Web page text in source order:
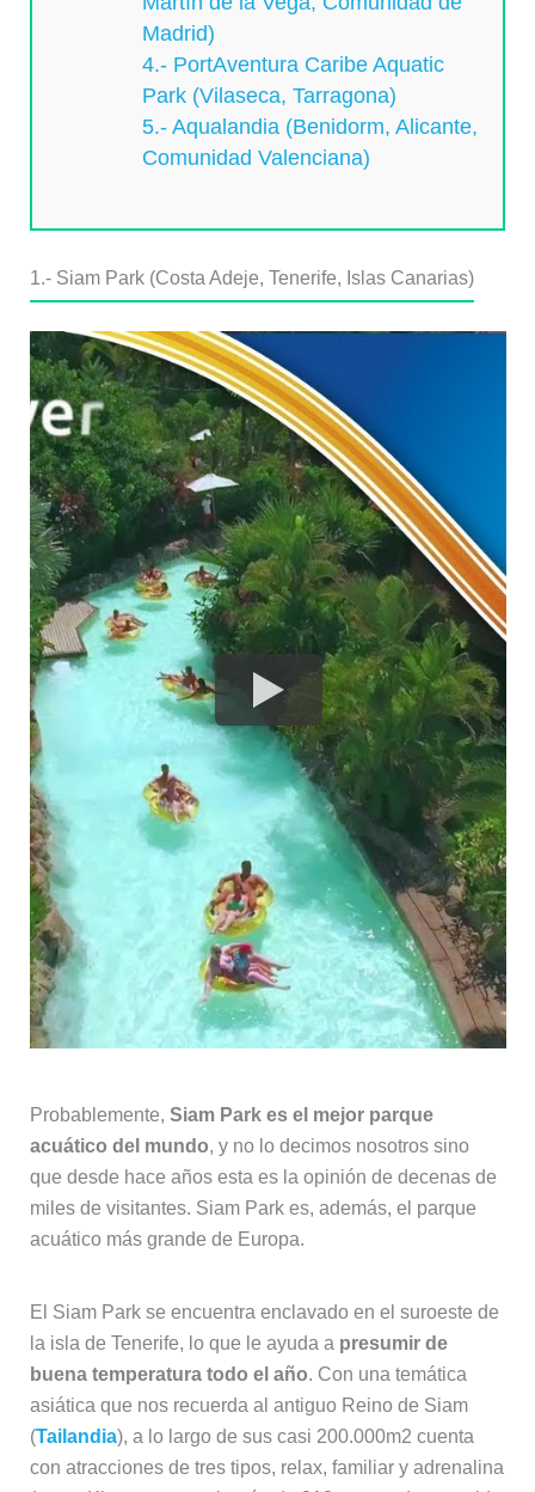
Madrid)
4.- PortAventura Caribe Aquatic
Park (Vilaseca, Tarragona)
5.- Aqualandia (Benidorm, Alicante,
Comunidad Valenciana)
1.- Siam Park (Costa Adeje, Tenerife, Islas Canarias)
Probablemente, Siam Park es el mejor parque
acuático del mundo, y no lo decimos nosotros sino
que desde hace años esta es la opinión de decenas de
miles de visitantes. Siam Park es, además, el parque
acuático más grande de Europa.
El Siam Park se encuentra enclavado en el suroeste de
la isla de Tenerife, lo que le ayuda a presumir de
buena temperatura todo el año. Con una temática
asiática que nos recuerda al antiguo Reino de Siam
(Tailandia), a lo largo de sus casi 200.000m2 cuenta
con atracciones de tres tipos, relax, familiar y adrenalina